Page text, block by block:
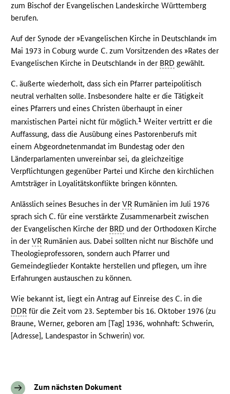
zum Bischof der Evangelischen Landeskirche Württemberg
berufen.
Auf der Synode der »Evangelischen Kirche in Deutschland« im
Mai 1973 in Coburg wurde C. zum Vorsitzenden des »Rates der
Evangelischen Kirche in Deutschland« in der BRD gewählt.
C. äußerte wiederholt, dass sich ein Pfarrer parteipolitisch
neutral verhalten solle. Insbesondere halte er die Tätigkeit
eines Pfarrers und eines Christen überhaupt in einer
marxistischen Partei nicht für möglich.1 Weiter vertritt er die
Auffassung, dass die Ausübung eines Pastorenberufs mit
einem Abgeordnetenmandat im Bundestag oder den
Länderparlamenten unvereinbar sei, da gleichzeitige
Verpflichtungen gegenüber Partei und Kirche den kirchlichen
Amtsträger in Loyalitätskonflikte bringen könnten.
Anlässlich seines Besuches in derVR Rumänien im Juli 1976
sprach sich C. für eine verstärkte Zusammenarbeit zwischen
der Evangelischen Kirche der BRD und der Orthodoxen Kirche
in derVR Rumänien aus. Dabei sollten nicht nur Bischöfe und
Theologieprofessoren, sondern auch Pfarrer und
Gemeindeglieder Kontakte herstellen und pflegen, um ihre
Erfahrungen austauschen zu können.
Wie bekannt ist, liegt ein Antrag auf Einreise des C. in die
DDR für die Zeit vom 23. September bis 16. Oktober 1976 (zu
Braune, Werner, geboren am [Tag] 1936, wohnhaft: Schwerin,
[Adresse], Landespastor in Schwerin) vor.
Zum nächsten Dokument